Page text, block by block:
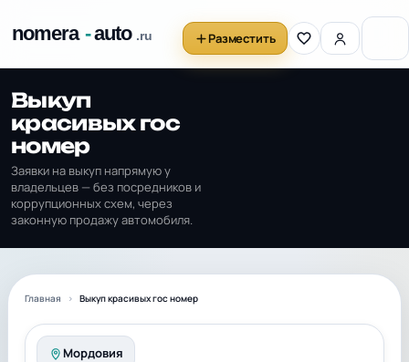
Разместить
Выкуп
красивых гос
номер
Заявки на выкуп напрямую у
владельцев — без посредников и
коррупционных схем, через
законную продажу автомобиля.
Главная Выкуп красивых гос номер
Мордовия